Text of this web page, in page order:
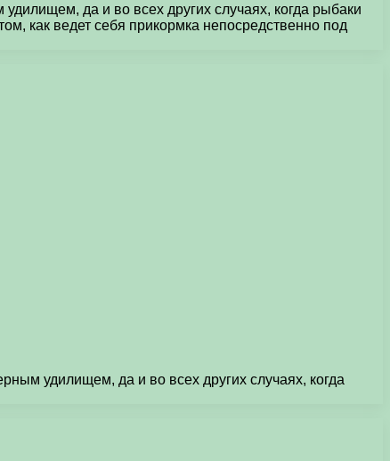
да и во всех других случаях, когда рыбаки
как ведет себя прикормка непосредственно под
удилищем, да и во всех других случаях, когда